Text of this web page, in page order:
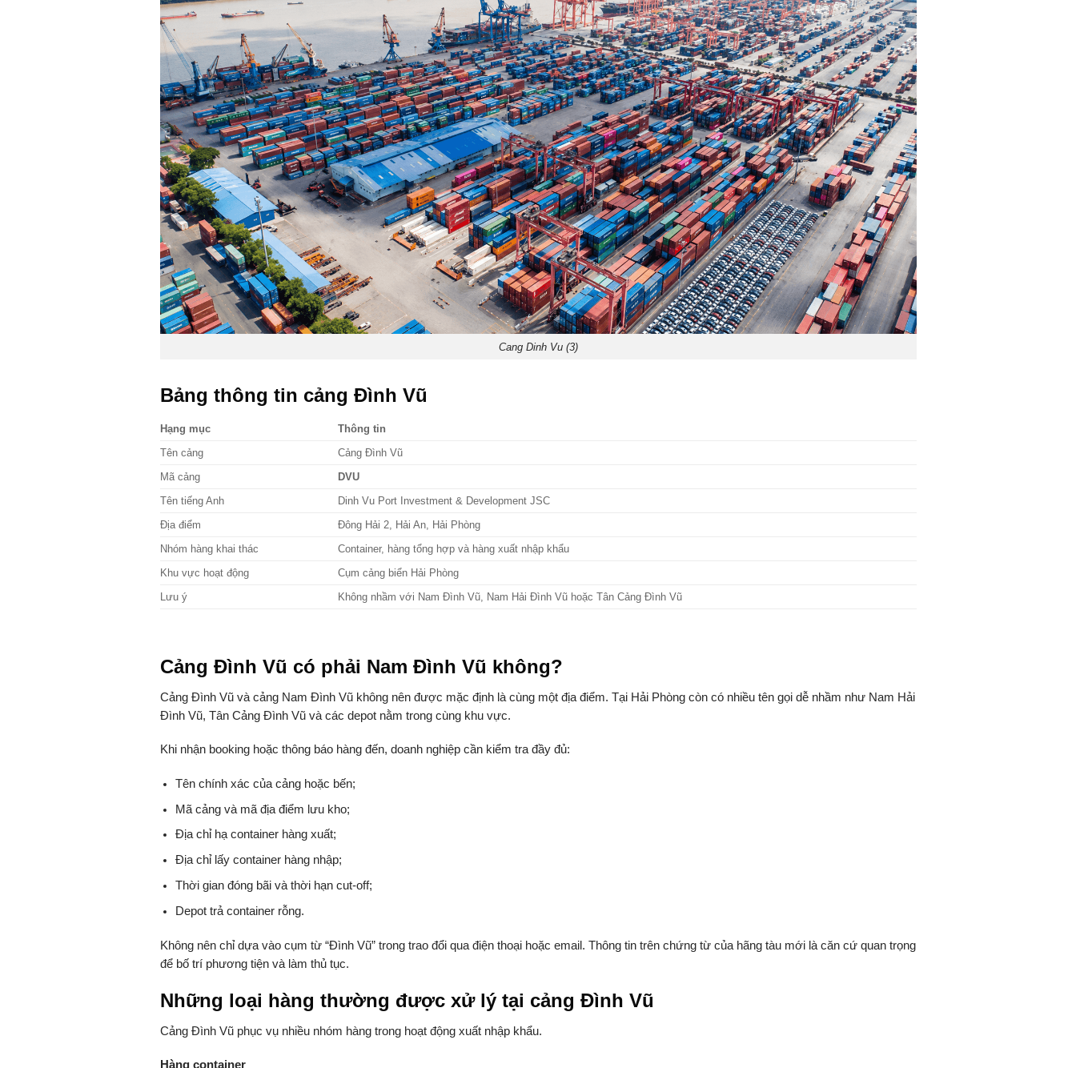
Cang Dinh Vu (3)
Bảng thông tin cảng Đình Vũ
Hạng mục
Thông tin
Tên cảng
Cảng Đình Vũ
Mã cảng
DVU
Tên tiếng Anh
Dinh Vu Port Investment & Development JSC
Địa điểm
Đông Hải 2, Hải An, Hải Phòng
Nhóm hàng khai thác
Container, hàng tổng hợp và hàng xuất nhập khẩu
Khu vực hoạt động
Cụm cảng biển Hải Phòng
Lưu ý
Không nhầm với Nam Đình Vũ, Nam Hải Đình Vũ hoặc Tân Cảng Đình Vũ
Cảng Đình Vũ có phải Nam Đình Vũ không?
Cảng Đình Vũ và cảng Nam Đình Vũ không nên được mặc định là cùng một địa điểm. Tại Hải Phòng còn có nhiều tên gọi dễ nhầm như Nam Hải
Đình Vũ, Tân Cảng Đình Vũ và các depot nằm trong cùng khu vực.
Khi nhận booking hoặc thông báo hàng đến, doanh nghiệp cần kiểm tra đầy đủ:
Tên chính xác của cảng hoặc bến;
Mã cảng và mã địa điểm lưu kho;
Địa chỉ hạ container hàng xuất;
Địa chỉ lấy container hàng nhập;
Thời gian đóng bãi và thời hạn cut-off;
Depot trả container rỗng.
Không nên chỉ dựa vào cụm từ “Đình Vũ” trong trao đổi qua điện thoại hoặc email. Thông tin trên chứng từ của hãng tàu mới là căn cứ quan trọng
để bố trí phương tiện và làm thủ tục.
Những loại hàng thường được xử lý tại cảng Đình Vũ
Cảng Đình Vũ phục vụ nhiều nhóm hàng trong hoạt động xuất nhập khẩu.
Hàng container